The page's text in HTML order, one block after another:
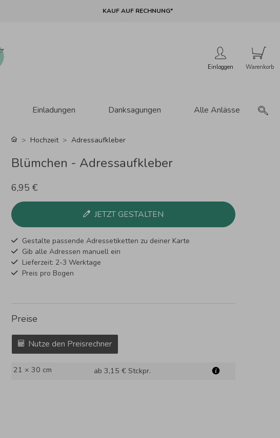
KAUF AUF RECHNUNG*
Einloggen
Einladungen Danksagungen Alle Anlässe
Hochzeit Adressaufkleber
Blümchen - Adressaufkleber
6,95 €
JETZT GESTALTEN
Gestalte passende Adressetiketten zu deiner Karte
Gib alle Adressen manuell ein
Lieferzeit: 2-3 Werktage
Preis pro Bogen
Preise
Nutze den Preisrechner
21 × 30 cm ab 3,15 € Stckpr.